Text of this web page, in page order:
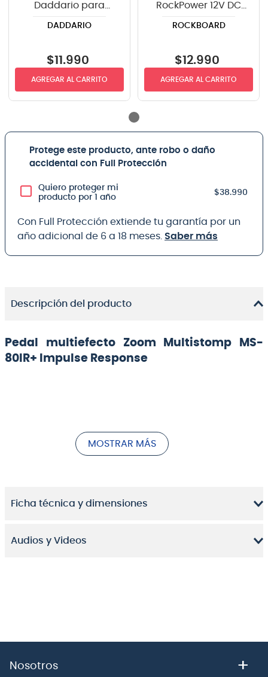
Daddario para
EXL110 .010-.046
DADDARIO
$11 .990
AGREGAR AL CARRITO
RockPower 12V DC
ROCKBOARD
$12.990
AGREGAR AL CARRITO
Protege este producto, ante robo o daño
accidental con Full Protección
Quiero proteger mi
producto por 1 año
$38.990
Con Full Protección extiende tu garantía por un
año adicional de 6 a 18 meses. Saber más
Descripción del producto
Pedal multiefecto Zoom Multistomp MS-
80IR+ Impulse Response
MOSTRAR MÁS
Ficha técnica y dimensiones
Audios y Videos
Nosotros +